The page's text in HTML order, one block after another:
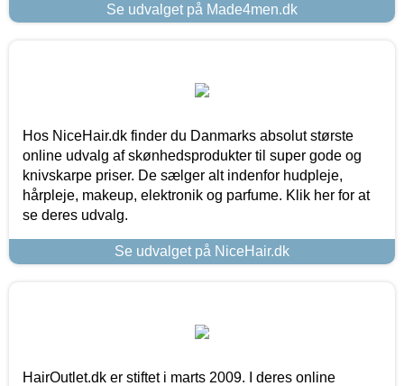
Se udvalget på Made4men.dk
Hos NiceHair.dk finder du Danmarks absolut største
online udvalg af skønhedsprodukter til super gode og
knivskarpe priser. De sælger alt indenfor hudpleje,
hårpleje, makeup, elektronik og parfume. Klik her for at
se deres udvalg.
Se udvalget på NiceHair.dk
HairOutlet.dk er stiftet i marts 2009. I deres online